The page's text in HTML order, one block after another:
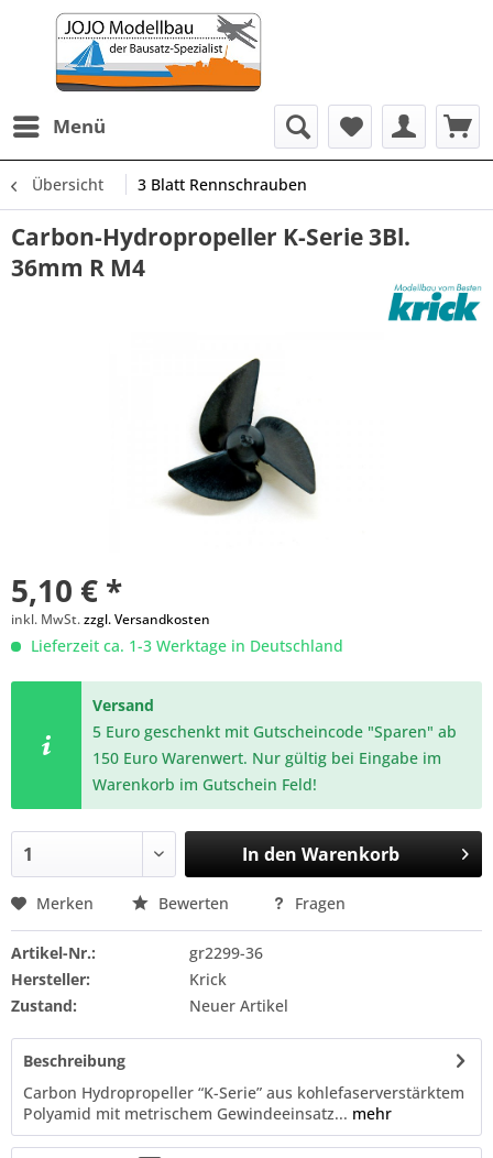
Menü
Übersicht 3 Blatt Rennschrauben
Carbon-Hydropropeller K-Serie 3Bl.
36mm R M4
5,10 € *
inkl. MwSt.zzgl. Versandkosten
Lieferzeit ca. 1-3 Werktage in Deutschland
Versand
5 Euro geschenkt mit Gutscheincode "Sparen" ab
150 Euro Warenwert. Nur gültig bei Eingabe im
Warenkorb im Gutschein Feld!
In den Warenkorb
Merken Bewerten Fragen
Artikel-Nr.:
gr2299-36
Hersteller:
Krick
Zustand:
Neuer Artikel
Beschreibung
Carbon Hydropropeller “K-Serie” aus kohlefaserverstärktem
Polyamid mit metrischem Gewindeeinsatz... mehr